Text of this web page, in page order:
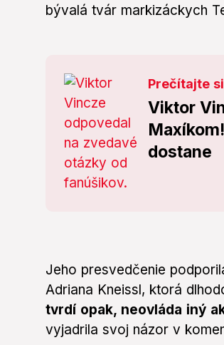
bývalá tvár markizáckych
Prečítajte
Viktor
dostane
Jeho presvedčenie
Adriana Kneissl, ktorá
tvrdí opak, neovláda iný
vyjadrila svoj názor v